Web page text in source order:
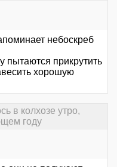
небоскреб
пытаются прикрутить
хорошую
в колхозе утро,
году